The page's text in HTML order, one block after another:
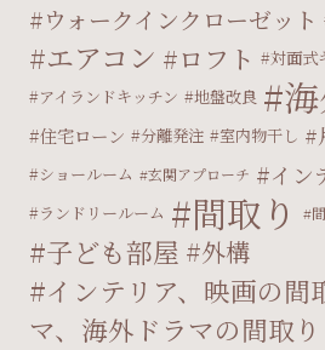
ウォークインクローゼット
エアコン ロフト 対面式
アイランドキッチン
地盤改良
住宅ローン 分離発注 室内物干し
ショールーム 玄関アプローチ イン
ランドリールーム 間取り
子ども部屋 外構
インテリア、映画の間
マ、海外ドラマの間取り